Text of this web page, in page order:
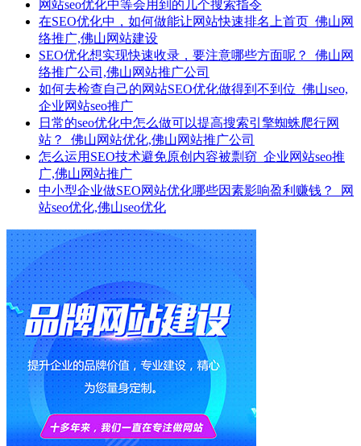
网站seo优化中等会用到的几个搜索指令
在SEO优化中，如何做能让网站快速排名上首页_佛山网
络推广,佛山网站建设
SEO优化想实现快速收录，要注意哪些方面呢？_佛山网
络推广公司,佛山网站推广公司
如何去检查自己的网站SEO优化做得到不到位_佛山seo,
企业网站seo推广
日常的seo优化中怎么做可以提高搜索引擎蜘蛛爬行网
站？_佛山网站优化,佛山网站推广公司
怎么运用SEO技术避免原创内容被剽窃_企业网站seo推
广,佛山网站推广
中小型企业做SEO网站优化哪些因素影响盈利赚钱？_网
站seo优化,佛山seo优化